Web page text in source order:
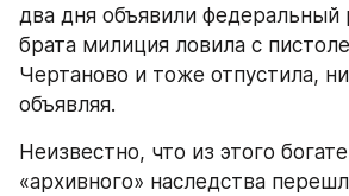
два дня объявили федеральный
брата милиция ловила с
Чертаново и тоже отпустила,
объявляя.
Неизвестно, что из этого
«архивного» наследства